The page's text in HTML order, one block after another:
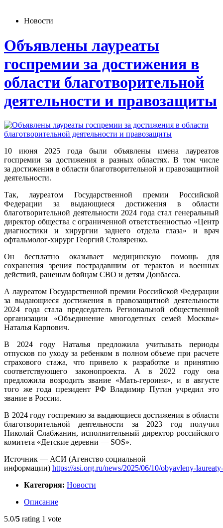
Новости
Объявлены лауреаты
госпремии за достижения в
области благотворительной
деятельности и правозащиты
10 июня 2025 года были объявлены имена лауреатов
госпремии за достижения в разных областях. В том числе
за достижения в области благотворительной и правозащитной
деятельности.
Так, лауреатом Государственной премии Российской
Федерации за выдающиеся достижения в области
благотворительной деятельности 2024 года стал генеральный
директор общества с ограниченной ответственностью «Центр
диагностики и хирургии заднего отдела глаза» и врач
офтальмолог-хирург Георгий Столяренко.
Он бесплатно оказывает медицинскую помощь для
сохранения зрения пострадавшим от терактов и военных
действий, раненым бойцам СВО и детям Донбасса.
А лауреатом Государственной премии Российской Федерации
за выдающиеся достижения в правозащитной деятельности
2024 года стала председатель Региональной общественной
организации «Объединение многодетных семей Москвы»
Наталья Карпович.
В 2024 году Наталья предложила учитывать периоды
отпусков по уходу за ребенком в полном объеме при расчете
страхового стажа, что привело к разработке и принятию
соответствующего законопроекта. А в 2022 году она
предложила возродить звание «Мать-героиня», и в августе
того же года президент РФ Владимир Путин учредил это
звание в России.
В 2024 году госпремию за выдающиеся достижения в области
благотворительной деятельности за 2023 год получил
Николай Слабжанин, исполнительный директор российского
комитета «Детские деревни — SOS».
Источник — АСИ (Агенство социальной
информации) https://asi.org.ru/news/2025/06/10/obyavleny-
Категория: Новости
Описание
5.0/5 rating 1 vote